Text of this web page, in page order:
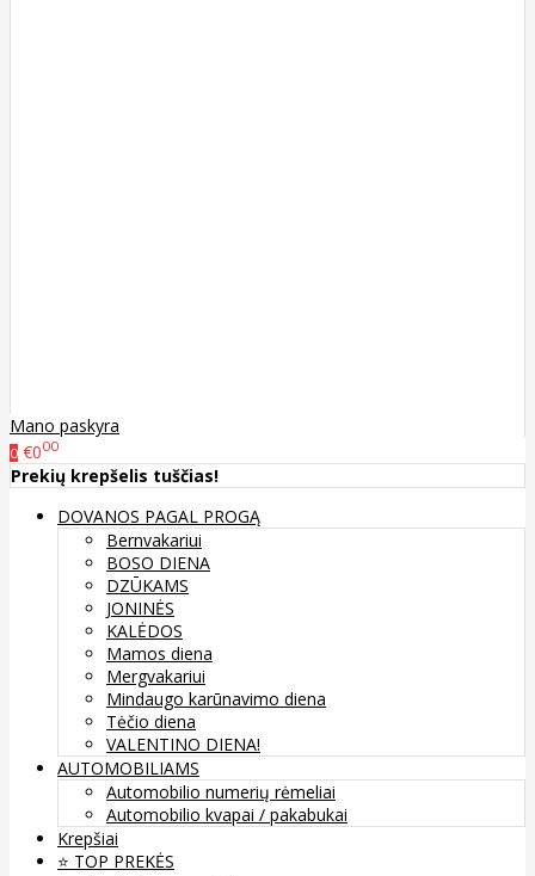
Mano paskyra
0 €000
Prekių krepšelis tuščias!
DOVANOS PAGAL PROGĄ
Bernvakariui
BOSO DIENA
DZŪKAMS
JONINĖS
KALĖDOS
Mamos diena
Mergvakariui
Mindaugo karūnavimo diena
Tėčio diena
VALENTINO DIENA!
AUTOMOBILIAMS
Automobilio numerių rėmeliai
Automobilio kvapai / pakabukai
Krepšiai
⭐️ TOP PREKĖS